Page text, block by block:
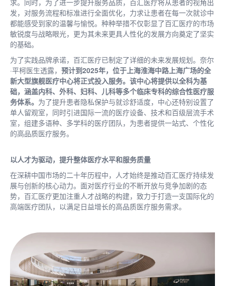
求。同时，为了进一步提升服务品质，百汇医疗将从患者的视角出
发，对服务流程和标准进行全面优化，力求让患者在每一次就诊中
都能感受到家的温馨与愉悦。种种举措不仅彰显了百汇医疗的市场
敏锐度与战略眼光，更为其未来更具人性化的发展方向奠定了坚实
的基础。
为了实践品牌承诺，百汇医疗已制定了详细的未来发展规划。奈尔
·平柯医生透露， 预计到2025年，位于上海淮海中路上海广场的全
新大型旗舰医疗中心将正式投入服务。该中心将提供以全科为基
础，涵盖内科、外科、妇科、儿科等多个临床专科的综合性医疗服
务体系。 为了提升患者隐私保护与就诊舒适度，中心还特别设置了
单人留观室，同时引进国际一流的医疗设备、技术和百级层流手术
室，组建多语种、多学科的医疗团队，为患者提供一站式、个性化
的高品质医疗服务。
以人才为驱动，提升整体医疗水平和服务质量
在深耕中国市场的二十年历程中，人才始终是推动百汇医疗持续发
展与创新的核心动力。面对医疗行业的不断开放与竞争加剧的态
势，百汇医疗更加注重人才战略的构建，致力于打造一支国际化的
高端医疗团队，以满足日益增长的高品质医疗服务需求。